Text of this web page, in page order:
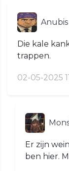
Anubis
Die kale
trappen.
02-05-2025
Er zijn
ben hier.